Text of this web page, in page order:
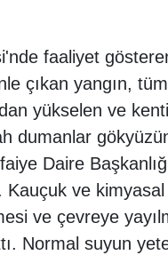
faaliyet
çıkan yangın,
yükselen ve
dumanlar
Daire
ve
ve çevreye
Normal suyun